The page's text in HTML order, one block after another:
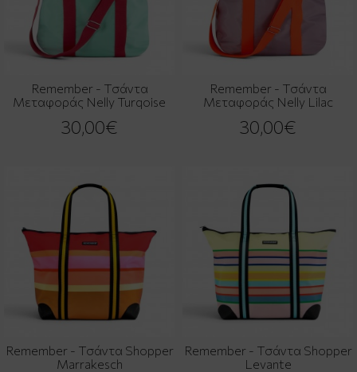
Remember - Τσάντα
Μεταφοράς Nelly Turqoise
30,00€
Remember - Τσάντα
Μεταφοράς Nelly Lilac
30,00€
Remember - Τσάντα Shopper
Marrakesch
Remember - Τσάντα Shopper
Levante